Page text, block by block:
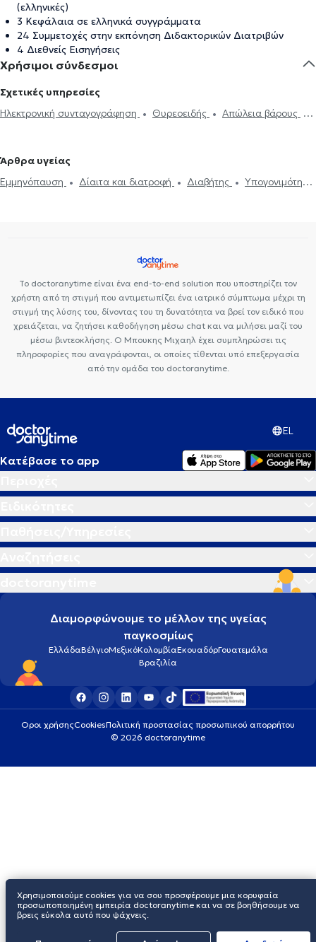
(ελληνικές)
3 Κεφάλαια σε ελληνικά συγγράμματα
24 Συμμετοχές στην εκπόνηση Διδακτορικών Διατριβών
4 Διεθνείς Εισηγήσεις
Χρήσιμοι σύνδεσμοι
Σχετικές υπηρεσίες
Ηλεκτρονική συνταγογράφηση
Θυρεοειδής
Απώλεια βάρους
Ακρομεγαλία
Διαταραχές περιόδου
Δίαιτα και διατροφή
Παχυσαρκία
Άρθρα υγείας
Εμμηνόπαυση
Δίαιτα και διατροφή Διαβήτης
Υπογονιμότητα
Το doctoranytime είναι ένα end-to-end solution που υποστηρίζει τον
χρήστη από τη στιγμή που αντιμετωπίζει ένα ιατρικό σύμπτωμα μέχρι τη
στιγμή της λύσης του, δίνοντας του τη δυνατότητα να βρεί τον ειδικό που
χρειάζεται, να ζητήσει καθοδήγηση μέσω chat και να μιλήσει μαζί του
μέσω βιντεοκλήσης. Ο Μπουκης Μιχαηλ έχει συμπληρώσει τις
πληροφορίες που αναγράφονται, οι οποίες τίθενται υπό επεξεργασία
από την ομάδα του doctoranytime.
EL
Κατέβασε το app
Διαμορφώνουμε το μέλλον της υγείας
παγκοσμίως
ΕλλάδαΒέλγιοΜεξικόΚολομβίαΕκουαδόρΓουατεμάλα
Βραζιλία
Οροι χρήσηςCookiesΠολιτική προστασίας προσωπικού απορρήτου
© 2026 doctoranytime
Χρησιμοποιούμε cookies για να σου προσφέρουμε μια κορυφαία
προσωποποιημένη εμπειρία doctoranytime και να σε βοηθήσουμε να
βρεις εύκολα αυτό που ψάχνεις.